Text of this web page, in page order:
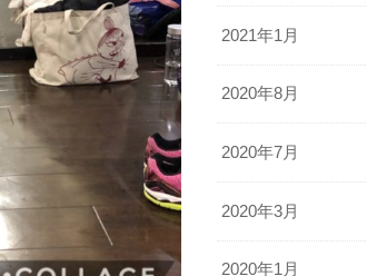
2021年1月
2020年8月
2020年7月
2020年3月
2020年1月